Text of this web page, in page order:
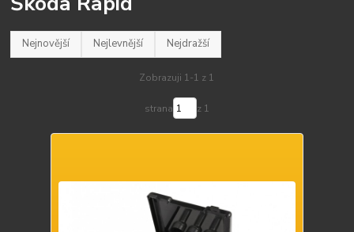
Nejnovější Nejlevnější Nejdražší
Zobrazuji 1-1 z 1
strana z 1